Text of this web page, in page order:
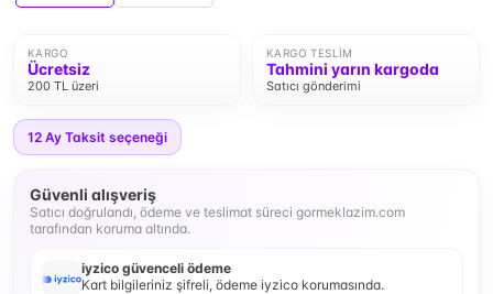
KARGO
Ücretsiz
200 TL üzeri
KARGO TESLIM
Tahmini yarın kargoda
Satıcı gönderimi
12 Ay Taksit seçeneği
Güvenli alışveriş
Satıcı doğrulandı, ödeme ve teslimat süreci gormeklazim.com
tarafından koruma altında.
iyzico güvenceli ödeme
Kart bilgileriniz şifreli, ödeme iyzico korumasında.